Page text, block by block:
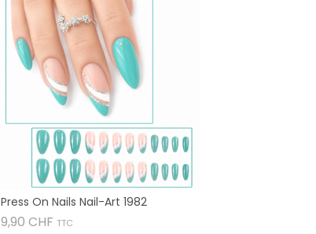
Press On Nails Nail-Art 1982
9,90 CHF Prix
TTC